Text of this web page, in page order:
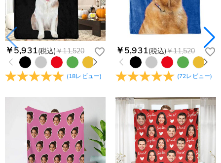
￥5,931(税込)￥11,520
(18レビュー)
￥5,931(税込)￥11,520
(72レビュー)